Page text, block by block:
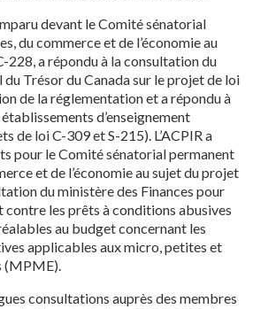
devant le Comité sénatorial
du commerce et de l’économie au
228, a répondu à la consultation du
Trésor du Canada sur le projet de loi
de la réglementation et a répondu à
d’enseignement
de loi C-309 et S-215). L’ACPIR a
pour le Comité sénatorial permanent
et de l’économie au sujet du projet
du ministère des Finances pour
les prêts à conditions abusives
au budget concernant les
applicables aux micro, petites et
(MPME).
consultations auprès des membres